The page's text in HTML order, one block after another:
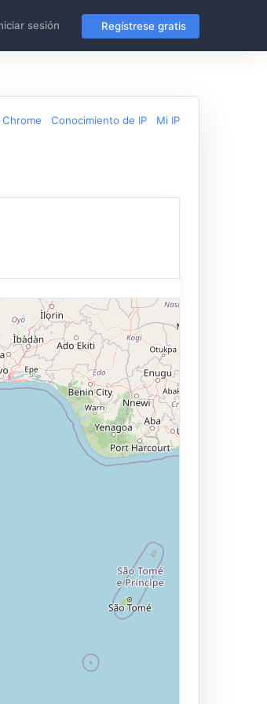
sesión Regístrese gratis
Conocimiento de IP Mi IP